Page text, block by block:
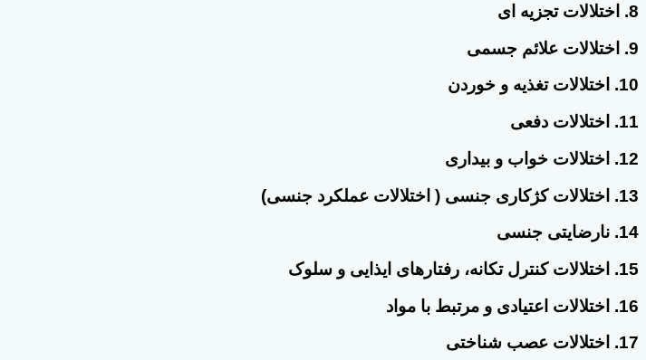
8. اختلالات تجزیه ای
9. اختلالات علائم جسمی
10. اختلالات تغذیه و خوردن
11. اختلالات دفعی
12. اختلالات خواب و بیداری
13. اختلالات کژکاری جنسی ( اختلالات عملکرد جنسی)
14. نارضایتی جنسی
15. اختلالات کنترل تکانه، رفتارهای ایذایی و سلوک
16. اختلالات اعتیادی و مرتبط با مواد
17. اختلالات عصب شناختی